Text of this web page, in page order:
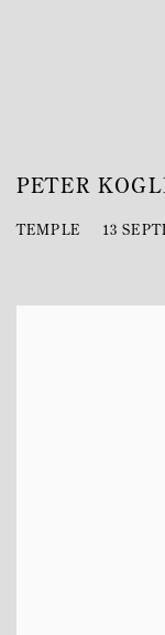
PETER
13
TEMPLE